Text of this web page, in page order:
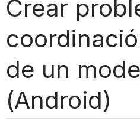
Crear
de un
(Android)